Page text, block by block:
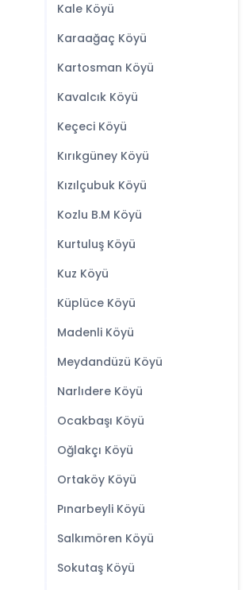
Kale Köyü
Karaağaç Köyü
Kartosman Köyü
Kavalcık Köyü
Keçeci Köyü
Kırıkgüney Köyü
Kızılçubuk Köyü
Kozlu B.M Köyü
Kurtuluş Köyü
Kuz Köyü
Küplüce Köyü
Madenli Köyü
Meydandüzü Köyü
Narlıdere Köyü
Ocakbaşı Köyü
Oğlakçı Köyü
Ortaköy Köyü
Pınarbeyli Köyü
Salkımören Köyü
Sokutaş Köyü